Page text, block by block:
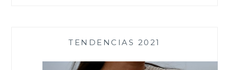
TENDENCIAS 2021